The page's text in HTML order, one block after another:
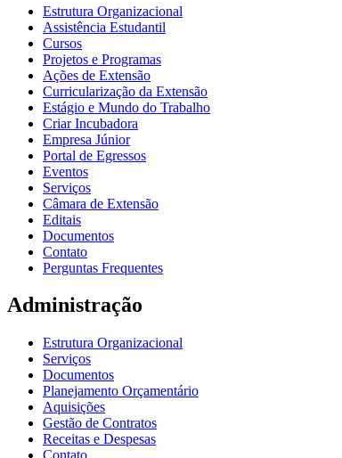
Estrutura Organizacional
Assistência Estudantil
Cursos
Projetos e Programas
Ações de Extensão
Curricularização da Extensão
Estágio e Mundo do Trabalho
Criar Incubadora
Empresa Júnior
Portal de Egressos
Eventos
Serviços
Câmara de Extensão
Editais
Documentos
Contato
Perguntas Frequentes
Administração
Estrutura Organizacional
Serviços
Documentos
Planejamento Orçamentário
Aquisições
Gestão de Contratos
Receitas e Despesas